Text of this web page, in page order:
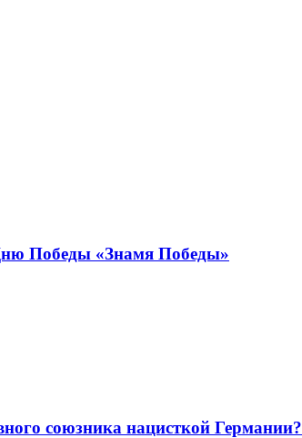
Победы «Знамя Победы»
союзника нацисткой Германии?